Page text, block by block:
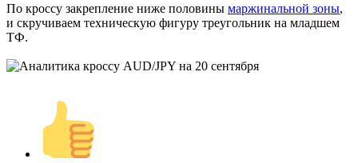
По кроссу закрепление ниже половины маржинальной зоны,
и скручиваем техническую фигуру треугольник на младшем
ТФ.